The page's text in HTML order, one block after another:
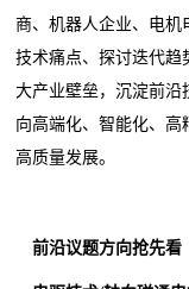
商、机器人企业、电机
技术痛点、探讨迭代趋
大产业壁垒，沉淀前沿
向高端化、智能化、高
高质量发展。
前沿议题方向抢先看